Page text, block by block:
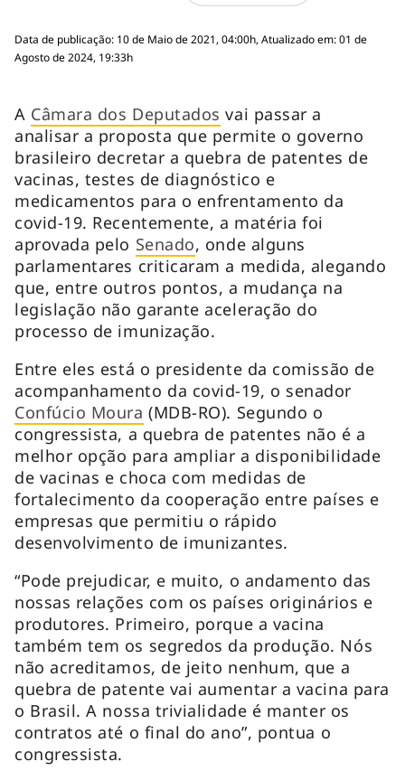
Data de publicação: 10 de Maio de 2021, 04:00h, Atualizado em: 01 de
Agosto de 2024, 19:33h
A Câmara dos Deputados vai passar a
analisar a proposta que permite o governo
brasileiro decretar a quebra de patentes de
vacinas, testes de diagnóstico e
medicamentos para o enfrentamento da
covid-19. Recentemente, a matéria foi
aprovada pelo Senado, onde alguns
parlamentares criticaram a medida, alegando
que, entre outros pontos, a mudança na
legislação não garante aceleração do
processo de imunização.
Entre eles está o presidente da comissão de
acompanhamento da covid-19, o senador
Confúcio Moura (MDB-RO). Segundo o
congressista, a quebra de patentes não é a
melhor opção para ampliar a disponibilidade
de vacinas e choca com medidas de
fortalecimento da cooperação entre países e
empresas que permitiu o rápido
desenvolvimento de imunizantes.
“Pode prejudicar, e muito, o andamento das
nossas relações com os países originários e
produtores. Primeiro, porque a vacina
também tem os segredos da produção. Nós
não acreditamos, de jeito nenhum, que a
quebra de patente vai aumentar a vacina para
o Brasil. A nossa trivialidade é manter os
contratos até o final do ano”, pontua o
congressista.